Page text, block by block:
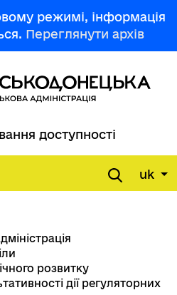
режимі, інформація
Переглянути архів
доступності
uk
розвитку
дії регуляторних